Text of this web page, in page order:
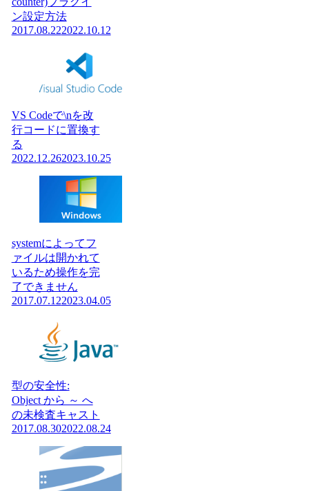
ン設定方法
2017.08.222022.10.12
VS Codeで\nを改
行コードに置換す
る
2022.12.262023.10.25
systemによってフ
ァイルは開かれて
いるため操作を完
了できません
2017.07.122023.04.05
型の安全性:
Object から ～ へ
の未検査キャスト
2017.08.302022.08.24